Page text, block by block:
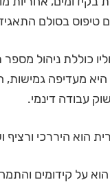
טיפוס בסולם
כוללת ניהול
מעדיפה גמישות,
עבודה דינמי.
הוא היררכי ורציף
על קידומים